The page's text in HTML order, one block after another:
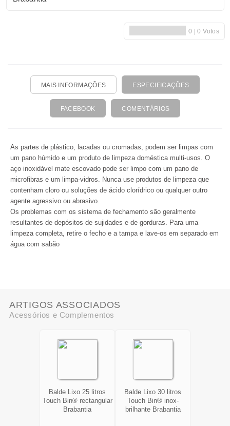
MAIS INFORMAÇÕES ESPECIFICAÇÕES
FACEBOOK COMENTÁRIOS
As partes de plástico, lacadas ou cromadas, podem ser limpas com
um pano húmido e um produto de limpeza doméstica multi-usos. O
aço inoxidável mate escovado pode ser limpo com um pano de
microfibras e um limpa-vidros. Nunca use produtos de limpeza que
contenham cloro ou soluções de ácido clorídrico ou qualquer outro
agente agressivo ou abrasivo.
Os problemas com os sistema de fechamento são geralmente
resultantes de depósitos de sujidades e de gorduras. Para uma
limpeza completa, retire o fecho e a tampa e lave-os em separado em
água com sabão
ARTIGOS ASSOCIADOS
Acessórios e Complementos
Balde Lixo 25 litros
Touch Bin® rectangular
Brabantia
Balde Lixo 30 litros
Touch Bin® inox-
brilhante Brabantia